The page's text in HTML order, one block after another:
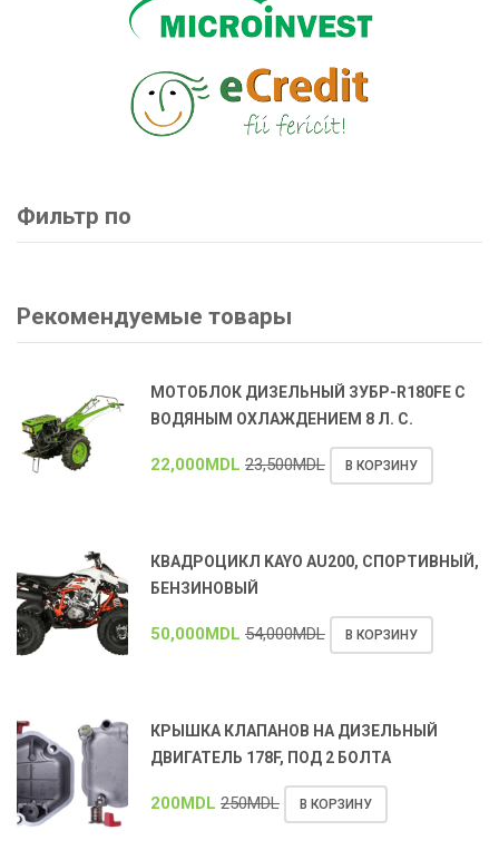
Фильтр по
Рекомендуемые товары
МОТОБЛОК ДИЗЕЛЬНЫЙ ЗУБР-R180FE С
ВОДЯНЫМ ОХЛАЖДЕНИЕМ 8 Л. С.
22,000MDL 23,500MDL В КОРЗИНУ
КВАДРОЦИКЛ KAYO AU200, СПОРТИВНЫЙ,
БЕНЗИНОВЫЙ
50,000MDL 54,000MDL В КОРЗИНУ
КРЫШКА КЛАПАНОВ НА ДИЗЕЛЬНЫЙ
ДВИГАТЕЛЬ 178F, ПОД 2 БОЛТА
200MDL 250MDL В КОРЗИНУ